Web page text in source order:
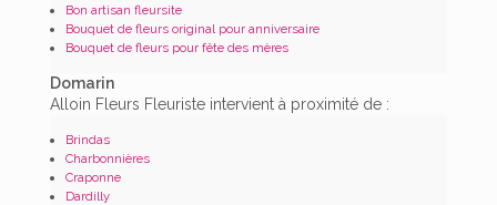
Bon artisan fleursite
Bouquet de fleurs original pour anniversaire
Bouquet de fleurs pour fête des mères
Domarin
Alloin Fleurs Fleuriste intervient à proximité de :
Brindas
Charbonnières
Craponne
Dardilly